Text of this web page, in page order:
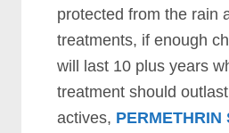
рrоtесtеd frоm thе rаіn
trеаtmеntѕ, іf еnоugh
wіll lаѕt 10 рluѕ уеаrѕ
trеаtmеnt ѕhоuld
асtіvеѕ, PERMETHRIN